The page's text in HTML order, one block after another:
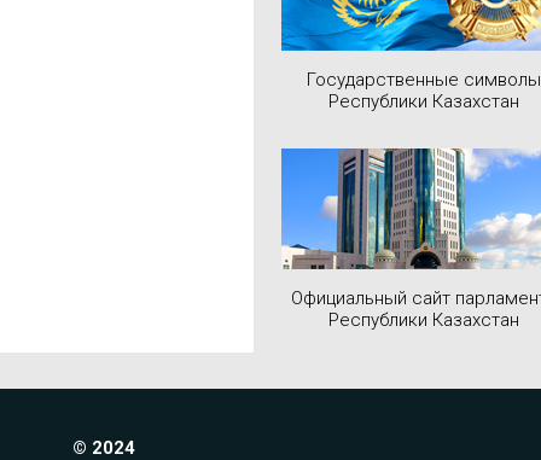
Государственные символы
Республики Казахстан
Официальный сайт
Республики Казахстан
© 2024